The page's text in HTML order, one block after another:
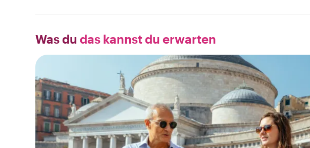
Was du das kannst du erwarten